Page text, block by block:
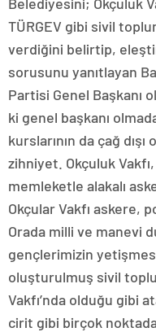
TÜRGEV gibi sivil
verdiğini belirtip,
sorusunu yanıtlayan
Partisi Genel Başkanı
ki genel başkanı
kurslarının da çağ
zihniyet. Okçuluk
memleketle alakalı
Okçular Vakfı askere,
Orada milli ve manevi
gençlerimizin
oluşturulmuş sivil
Vakfı’nda olduğu gibi
cirit gibi birçok